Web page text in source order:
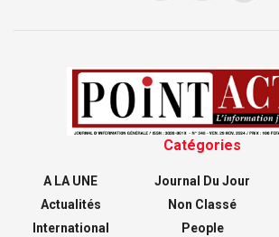
Catégories
A LA UNE
Actualités
International
Journal Du Jour
Non Classé
People